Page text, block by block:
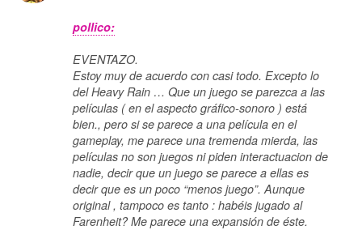
pollico:
EVENTAZO.
Estoy muy de acuerdo con casi todo. Excepto lo
del Heavy Rain … Que un juego se parezca a las
películas ( en el aspecto gráfico-sonoro ) está
bien., pero si se parece a una película en el
gameplay, me parece una tremenda mierda, las
películas no son juegos ni piden interactuacion de
nadie, decir que un juego se parece a ellas es
decir que es un poco “menos juego”. Aunque
original , tampoco es tanto : habéis jugado al
Farenheit? Me parece una expansión de éste.